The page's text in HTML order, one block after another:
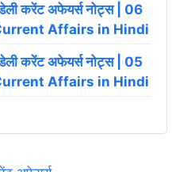
करेंट अफेयर्स नोट्स | 06
Affairs in Hindi
करेंट अफेयर्स नोट्स | 05
Affairs in Hindi